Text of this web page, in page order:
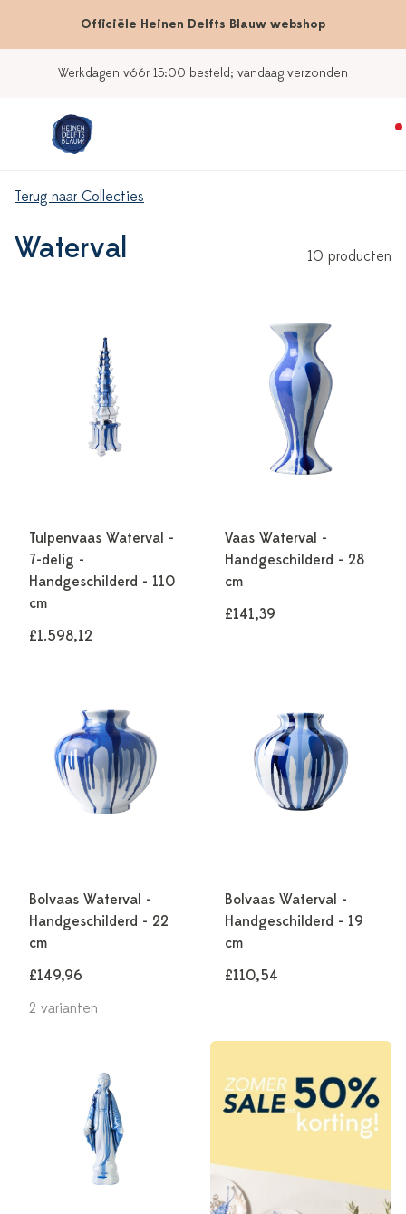
Officiële Heinen Delfts Blauw webshop
Werkdagen vóór 15:00 besteld; vandaag verzonden
Terug naar Collecties
Waterval 10 producten
Tulpenvaas Waterval -
7-delig -
Handgeschilderd - 110
cm
£1.598,12
Vaas Waterval -
Handgeschilderd - 28
cm
£141,39
Bolvaas Waterval -
Handgeschilderd - 22
cm
£149,96
2 varianten
Bolvaas Waterval -
Handgeschilderd - 19
cm
£110,54